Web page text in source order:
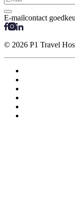
E-mailcontact
© 2026 P1 Travel